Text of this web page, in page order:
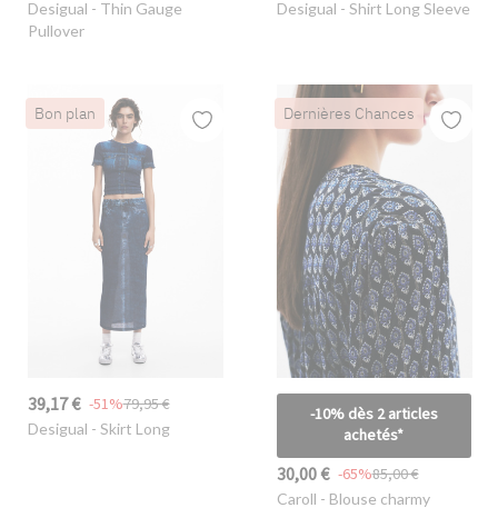
Desigual - Thin Gauge
Pullover
Desigual - Shirt Long Sleeve
Bon plan
39,17 € 79,95 €
-51%
Desigual - Skirt Long
Dernières Chances
-10% dès 2 articles
achetés*
30,00 € 85,00 €
-65%
Caroll - Blouse charmy